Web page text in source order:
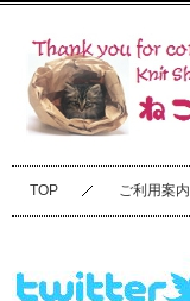
TOP ご利用案内